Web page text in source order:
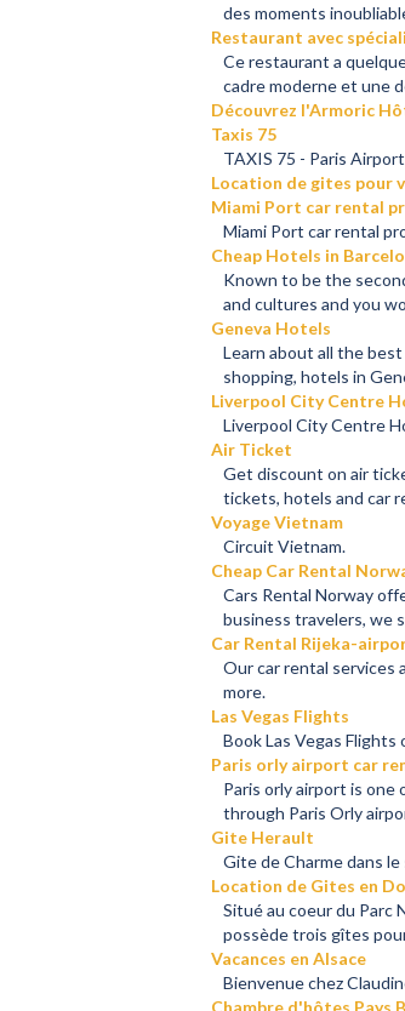
des moments
Restaurant avec
Ce restaurant a
cadre moderne et une
Découvrez l'Armoric
Taxis 75
TAXIS 75 - Paris
Location de gites pour
Miami Port car rental
Miami Port car rental
Cheap Hotels in
Known to be the
and cultures and you
Geneva Hotels
Learn about all the
shopping, hotels in
Liverpool City Centre
Liverpool City Centre
Air Ticket
Get discount on air
tickets, hotels and car
Voyage Vietnam
Circuit Vietnam.
Cheap Car Rental
Cars Rental Norway
business travelers, we
Car Rental Rijeka-
Our car rental services
more.
Las Vegas Flights
Book Las Vegas
Paris orly airport car
Paris orly airport is
through Paris Orly
Gite Herault
Gite de Charme dans
Location de Gites en
Situé au coeur du Parc
possède trois gîtes
Vacances en Alsace
Bienvenue chez
Chambre d'hôtes Pays